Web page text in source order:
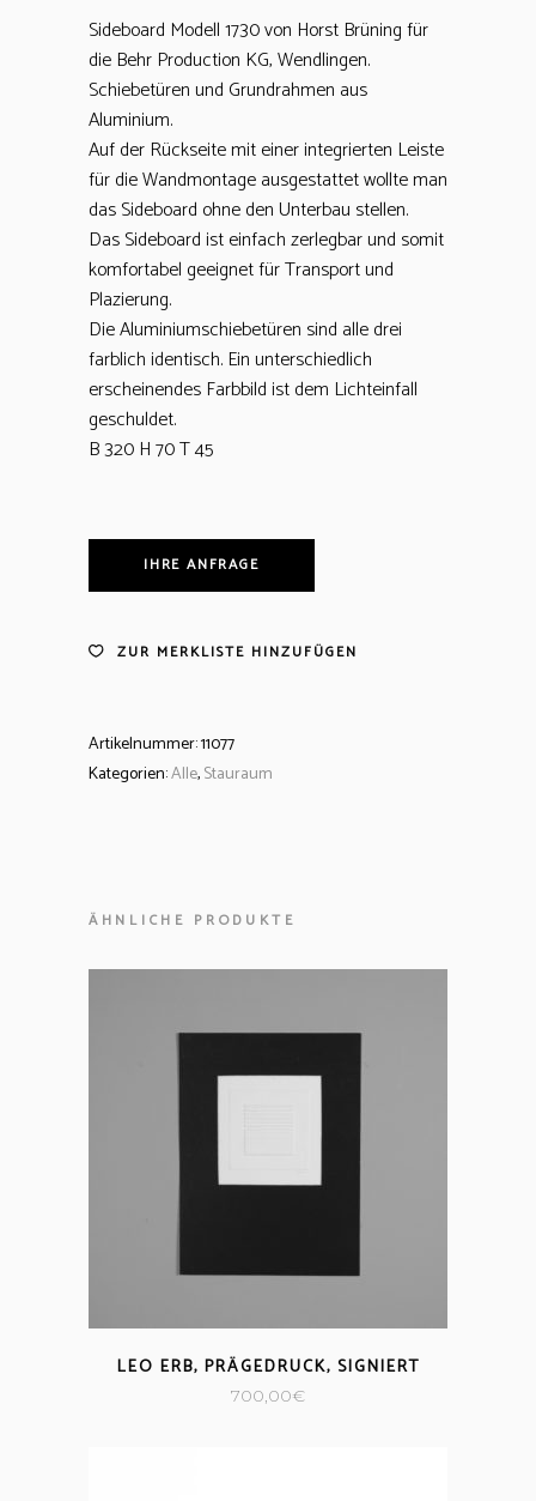
Sideboard Modell 1730 von Horst Brüning für
die Behr Production KG, Wendlingen.
Schiebetüren und Grundrahmen aus
Aluminium.
Auf der Rückseite mit einer integrierten Leiste
für die Wandmontage ausgestattet wollte man
das Sideboard ohne den Unterbau stellen.
Das Sideboard ist einfach zerlegbar und somit
komfortabel geeignet für Transport und
Plazierung.
Die Aluminiumschiebetüren sind alle drei
farblich identisch. Ein unterschiedlich
erscheinendes Farbbild ist dem Lichteinfall
geschuldet.
B 320 H 70 T 45
IHRE ANFRAGE
ZUR MERKLISTE HINZUFÜGEN
Artikelnummer:11077
Kategorien:Alle,Stauraum
ÄHNLICHE PRODUKTE
LEO ERB, PRÄGEDRUCK, SIGNIERT
700,00€